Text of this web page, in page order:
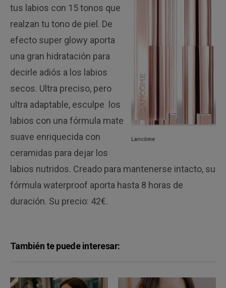
Lancôme
tus labios con 15 tonos que
realzan tu tono de piel. De
efecto super glowy aporta
una gran hidratación para
decirle adiós a los labios
secos. Ultra preciso, pero
ultra adaptable, esculpe los
labios con una fórmula mate
suave enriquecida con
ceramidas para dejar los
labios nutridos. Creado para mantenerse intacto, su
fórmula waterproof aporta hasta 8 horas de
duración. Su precio: 42€.
También te puede interesar: